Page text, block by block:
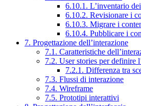
6.10.1. L’inventario
6.10.2. Revisionare i
6.10.3. Migrare i
6.10.4. Pubblicare i
7. Progettazione dell’interazione
7.1. Caratteristiche
7.2. User stories per definire
7.2.1. Differenza tra
7.3. Flussi di interazione
7.4. Wireframe
7.5. Prototipi interattivi